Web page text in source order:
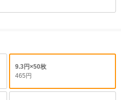
9.3円×50枚
465円